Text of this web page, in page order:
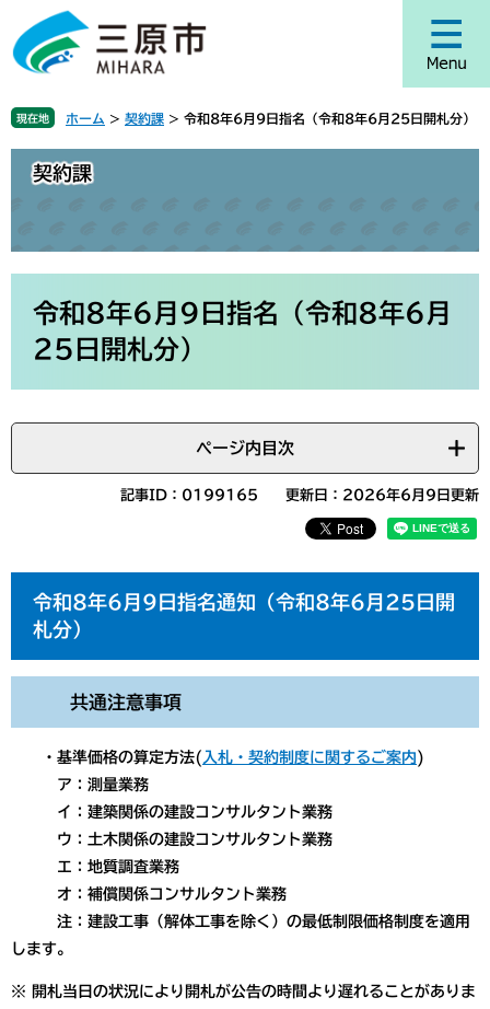
ジ
頭
で
ュ
飛
ば
現在地 ホーム > 契約課 > 令和8年6月9日指名（令和8年6月25日開札分）
契約課
令和8年6月9日指名（令和8年6月
25日開札分）
ページ内目次
記事ID：0199165 更新日：2026年6月9日更新
令和8年6月9日指名通知（令和8年6月25日開
札分）
共通注意事項
・基準価格の算定方法( 入札・契約制度に関するご案内)
ア：測量業務
イ：建築関係の建設コンサルタント業務
ウ：土木関係の建設コンサルタント業務
エ：地質調査業務
オ：補償関係コンサルタント業務
注：建設工事（解体工事を除く）の最低制限価格制度を適用
します。
※ 開札当日の状況により開札が公告の時間より遅れることがありま